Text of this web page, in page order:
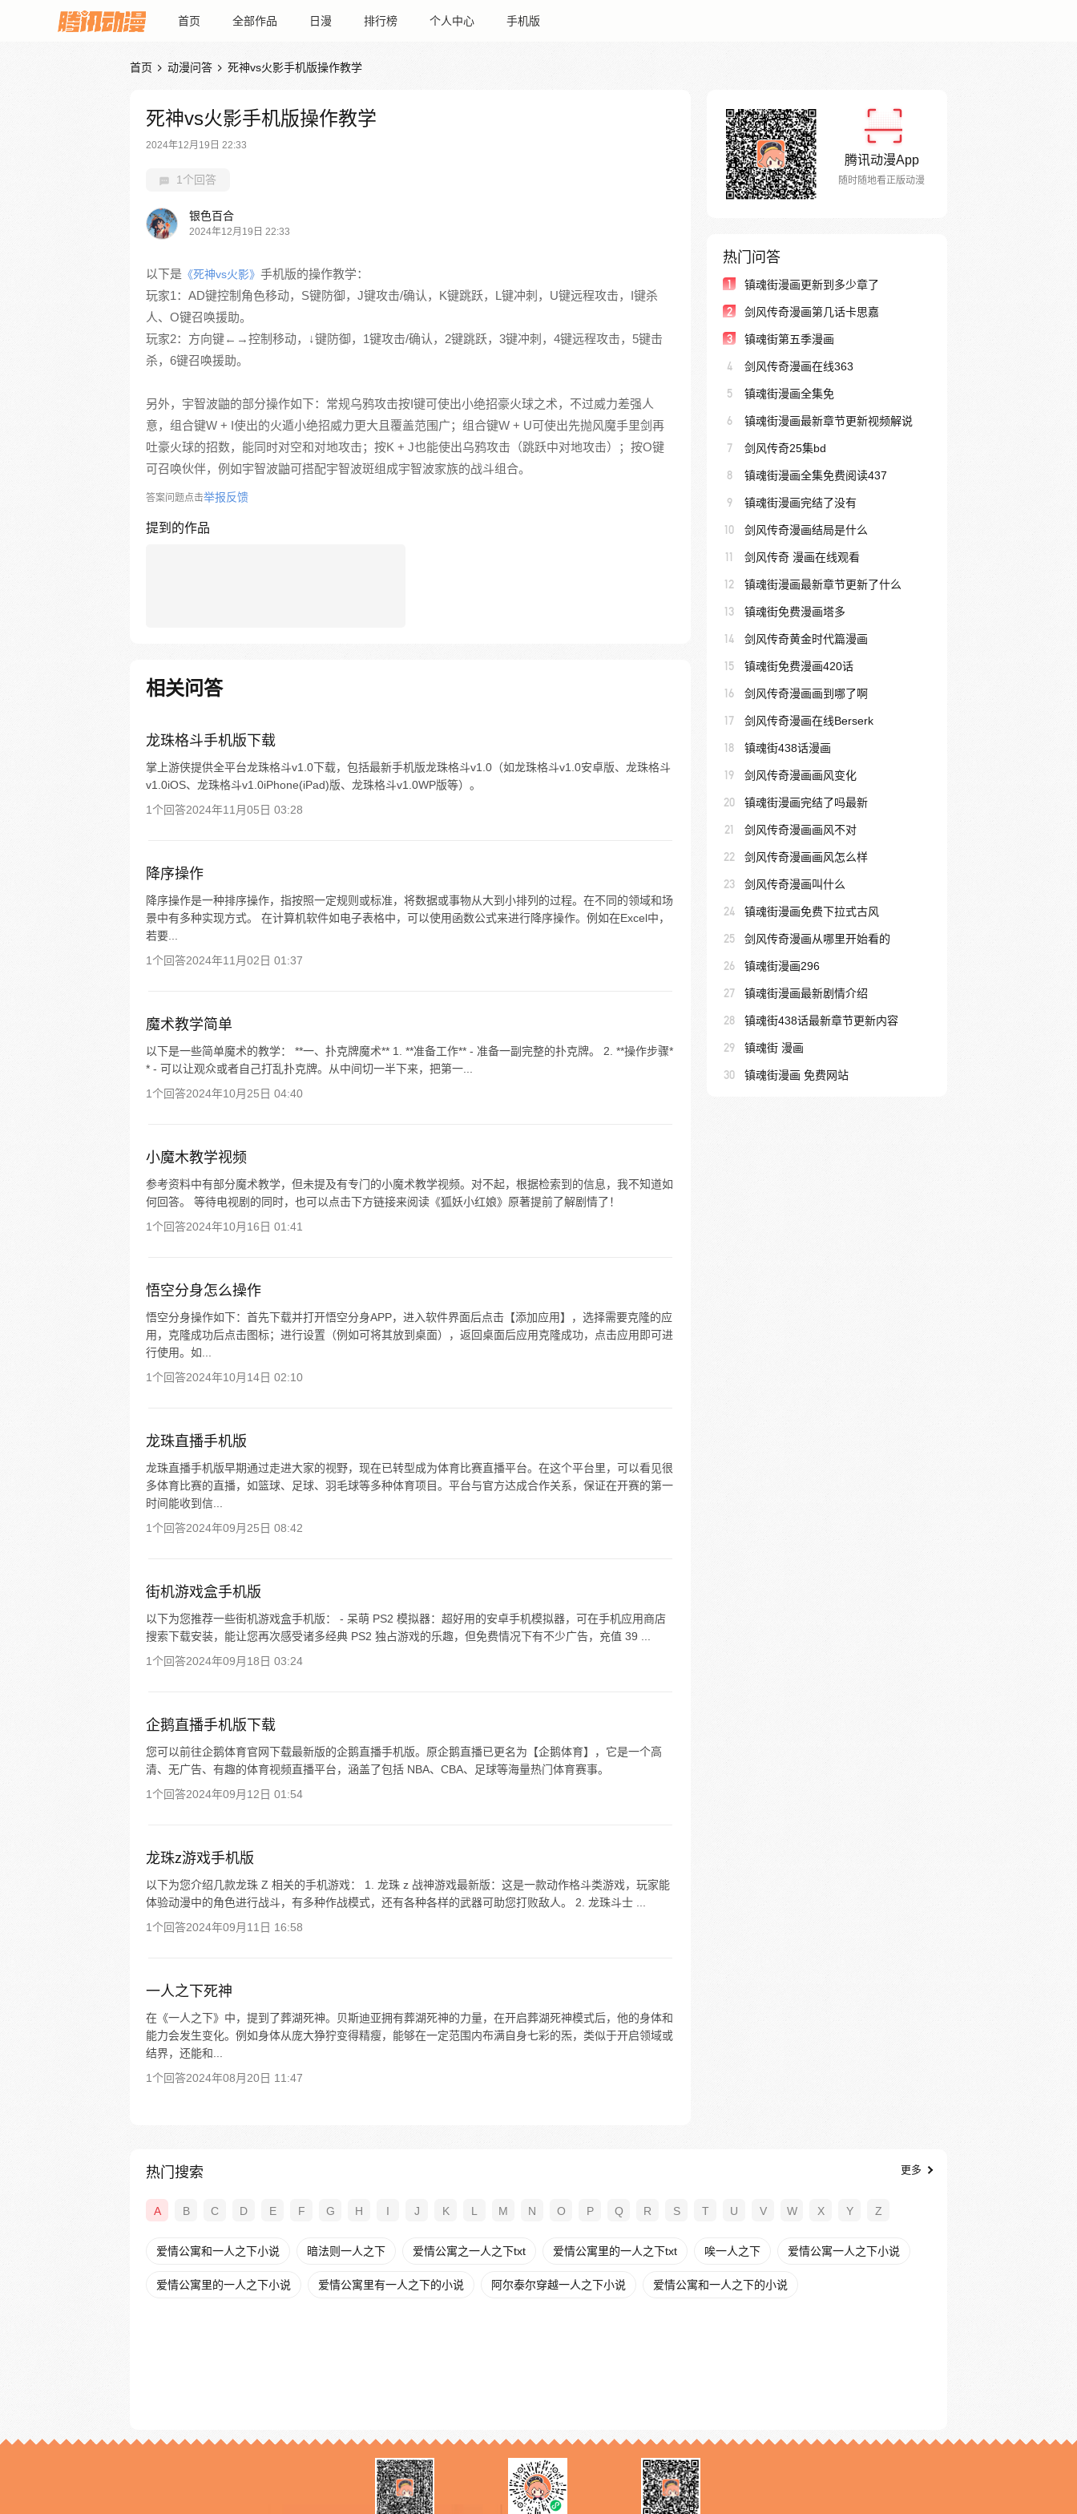
首页 全部作品 日漫 排行榜 个人中心 手机版
首页  动漫问答  死神vs火影手机版操作教学
死神vs火影手机版操作教学
2024年12月19日 22:33
1个回答
银色百合
2024年12月19日 22:33
以下是 《死神vs火影》 手机版的操作教学：
玩家1：AD键控制角色移动，S键防御，J键攻击/确认，K键跳跃，L键冲刺，U键远程攻击，I键杀
人、O键召唤援助。
玩家2：方向键←→控制移动，↓键防御，1键攻击/确认，2键跳跃，3键冲刺，4键远程攻击，5键击
杀，6键召唤援助。
另外，宇智波鼬的部分操作如下：常规乌鸦攻击按I键可使出小绝招豪火球之术，不过威力差强人
意，组合键W + I使出的火遁小绝招威力更大且覆盖范围广；组合键W + U可使出先抛风魔手里剑再
吐豪火球的招数，能同时对空和对地攻击；按K + J也能使出乌鸦攻击（跳跃中对地攻击）；按O键
可召唤伙伴，例如宇智波鼬可搭配宇智波斑组成宇智波家族的战斗组合。
答案问题点击举报反馈
提到的作品
相关问答
龙珠格斗手机版下载
掌上游侠提供全平台龙珠格斗v1.0下载，包括最新手机版龙珠格斗v1.0（如龙珠格斗v1.0安卓版、龙珠格斗
v1.0iOS、龙珠格斗v1.0iPhone(iPad)版、龙珠格斗v1.0WP版等）。
1个回答2024年11月05日 03:28
降序操作
降序操作是一种排序操作，指按照一定规则或标准，将数据或事物从大到小排列的过程。在不同的领域和场
景中有多种实现方式。 在计算机软件如电子表格中，可以使用函数公式来进行降序操作。例如在Excel中，
若要...
1个回答2024年11月02日 01:37
魔术教学简单
以下是一些简单魔术的教学： **一、扑克牌魔术** 1. **准备工作** - 准备一副完整的扑克牌。 2. **操作步骤*
* - 可以让观众或者自己打乱扑克牌。从中间切一半下来，把第一...
1个回答2024年10月25日 04:40
小魔木教学视频
参考资料中有部分魔术教学，但未提及有专门的小魔术教学视频。对不起，根据检索到的信息，我不知道如
何回答。 等待电视剧的同时，也可以点击下方链接来阅读《狐妖小红娘》原著提前了解剧情了！
1个回答2024年10月16日 01:41
悟空分身怎么操作
悟空分身操作如下：首先下载并打开悟空分身APP，进入软件界面后点击【添加应用】，选择需要克隆的应
用，克隆成功后点击图标；进行设置（例如可将其放到桌面），返回桌面后应用克隆成功，点击应用即可进
行使用。如...
1个回答2024年10月14日 02:10
龙珠直播手机版
龙珠直播手机版早期通过走进大家的视野，现在已转型成为体育比赛直播平台。在这个平台里，可以看见很
多体育比赛的直播，如篮球、足球、羽毛球等多种体育项目。平台与官方达成合作关系，保证在开赛的第一
时间能收到信...
1个回答2024年09月25日 08:42
街机游戏盒手机版
以下为您推荐一些街机游戏盒手机版： - 呆萌 PS2 模拟器：超好用的安卓手机模拟器，可在手机应用商店
搜索下载安装，能让您再次感受诸多经典 PS2 独占游戏的乐趣，但免费情况下有不少广告，充值 39 ...
1个回答2024年09月18日 03:24
企鹅直播手机版下载
您可以前往企鹅体育官网下载最新版的企鹅直播手机版。原企鹅直播已更名为【企鹅体育】，它是一个高
清、无广告、有趣的体育视频直播平台，涵盖了包括 NBA、CBA、足球等海量热门体育赛事。
1个回答2024年09月12日 01:54
龙珠z游戏手机版
以下为您介绍几款龙珠 Z 相关的手机游戏： 1. 龙珠 z 战神游戏最新版：这是一款动作格斗类游戏，玩家能
体验动漫中的角色进行战斗，有多种作战模式，还有各种各样的武器可助您打败敌人。 2. 龙珠斗士 ...
1个回答2024年09月11日 16:58
一人之下死神
在《一人之下》中，提到了葬湖死神。贝斯迪亚拥有葬湖死神的力量，在开启葬湖死神模式后，他的身体和
能力会发生变化。例如身体从庞大狰狞变得精瘦，能够在一定范围内布满自身七彩的炁，类似于开启领域或
结界，还能和...
1个回答2024年08月20日 11:47
腾讯动漫App
随时随地看正版动漫
热门问答
1 镇魂街漫画更新到多少章了
2 剑风传奇漫画第几话卡思嘉
3 镇魂街第五季漫画
4 剑风传奇漫画在线363
5 镇魂街漫画全集免
6 镇魂街漫画最新章节更新视频解说
7 剑风传奇25集bd
8 镇魂街漫画全集免费阅读437
9 镇魂街漫画完结了没有
10 剑风传奇漫画结局是什么
11 剑风传奇 漫画在线观看
12 镇魂街漫画最新章节更新了什么
13 镇魂街免费漫画塔多
14 剑风传奇黄金时代篇漫画
15 镇魂街免费漫画420话
16 剑风传奇漫画画到哪了啊
17 剑风传奇漫画在线Berserk
18 镇魂街438话漫画
19 剑风传奇漫画画风变化
20 镇魂街漫画完结了吗最新
21 剑风传奇漫画画风不对
22 剑风传奇漫画画风怎么样
23 剑风传奇漫画叫什么
24 镇魂街漫画免费下拉式古风
25 剑风传奇漫画从哪里开始看的
26 镇魂街漫画296
27 镇魂街漫画最新剧情介绍
28 镇魂街438话最新章节更新内容
29 镇魂街 漫画
30 镇魂街漫画 免费网站
热门搜索 更多
A B C D E F G H I J K L M N O P Q R S T U V W X Y Z
爱情公寓和一人之下小说 暗法则一人之下 爱情公寓之一人之下txt 爱情公寓里的一人之下txt 唉一人之下 爱情公寓一人之下小说
爱情公寓里的一人之下小说 爱情公寓里有一人之下的小说 阿尔泰尔穿越一人之下小说 爱情公寓和一人之下的小说